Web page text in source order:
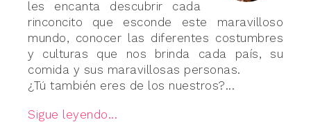
les encanta descubrir cada
rinconcito que esconde este maravilloso
mundo, conocer las diferentes costumbres
y culturas que nos brinda cada país, su
comida y sus maravillosas personas.
¿Tú también eres de los nuestros?...
Sigue leyendo...